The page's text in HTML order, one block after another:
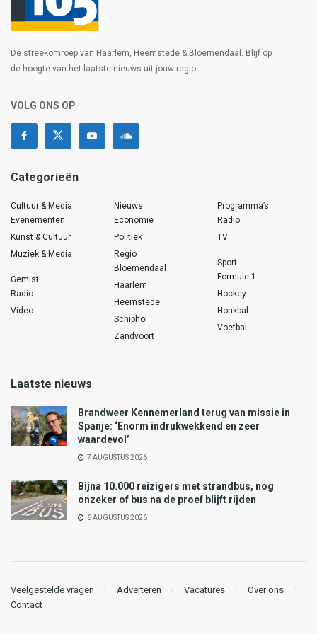
De streekomroep van Haarlem, Heemstede & Bloemendaal. Blijf op
de hoogte van het laatste nieuws uit jouw regio.
VOLG ONS OP
Categorieën
Cultuur & Media
Evenementen
Kunst & Cultuur
Muziek & Media
Gemist
Radio
Video
Nieuws
Economie
Politiek
Regio
Bloemendaal
Haarlem
Heemstede
Schiphol
Zandvoort
Programma’s
Radio
TV
Sport
Formule 1
Hockey
Honkbal
Voetbal
Laatste nieuws
Brandweer Kennemerland terug van missie in
Spanje: ‘Enorm indrukwekkend en zeer
waardevol’
7 AUGUSTUS 2026
Bijna 10.000 reizigers met strandbus, nog
onzeker of bus na de proef blijft rijden
6 AUGUSTUS 2026
Veelgestelde vragen Adverteren Vacatures
Over ons
Contact